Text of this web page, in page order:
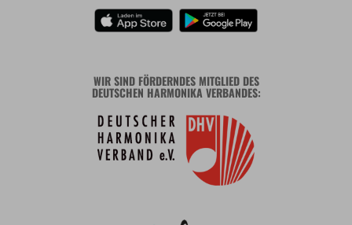
WIR SIND FÖRDERNDES MITGLIED DES
DEUTSCHEN HARMONIKA VERBANDES: